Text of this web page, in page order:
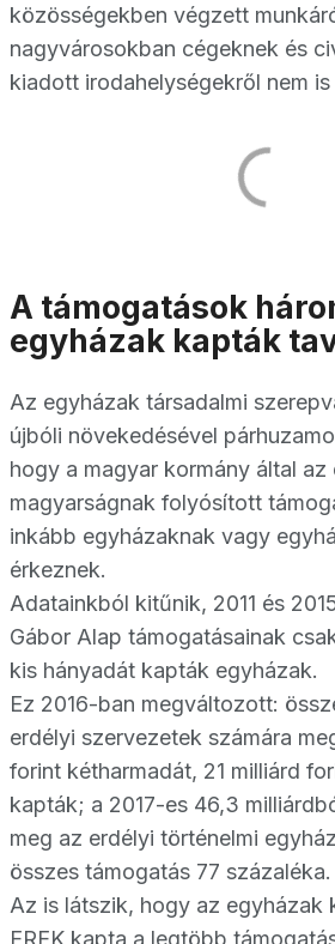
közösségekben végzett
nagyvárosokban cégeknek és
kiadott irodahelységekről nem is
A támogatások
egyházak kapták
Az egyházak társadalmi
újbóli növekedésével
hogy a magyar kormány által az
magyarságnak folyósított
inkább egyházaknak vagy
érkeznek.
Adatainkból kitűnik, 2011 és
Gábor Alap támogatásainak
kis hányadát kapták egyházak.
Ez 2016-ban megváltozott:
erdélyi szervezetek számára
forint kétharmadát, 21 milliárd
kapták; a 2017-es 46,3
meg az erdélyi történelmi
összes támogatás 77 százaléka.
Az is látszik, hogy az egyházak
EREK kapta a legtöbb